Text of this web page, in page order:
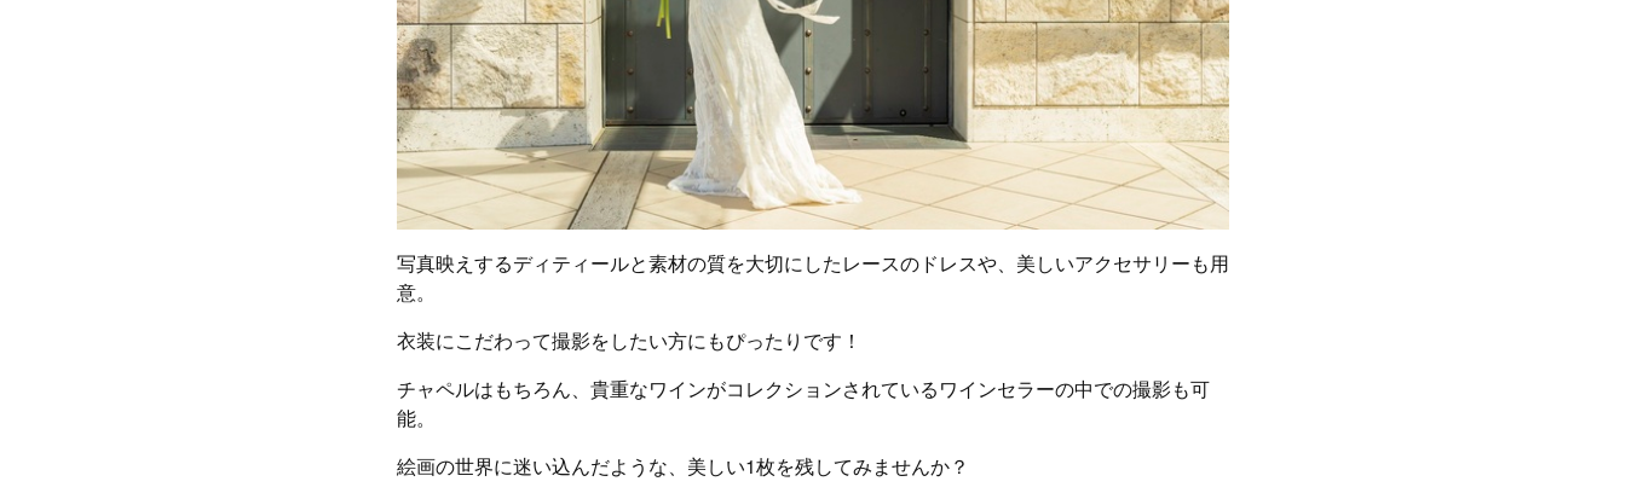
写真映えするディティールと素材の質を大切にしたレースのドレスや、美しいアクセサリーも用
意。
衣装にこだわって撮影をしたい方にもぴったりです！
チャペルはもちろん、貴重なワインがコレクションされているワインセラーの中での撮影も可
能。
絵画の世界に迷い込んだような、美しい1枚を残してみませんか？